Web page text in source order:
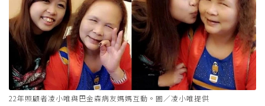
22年照顧者凌小唯與巴金森病友媽媽互動。圖／凌小唯提供